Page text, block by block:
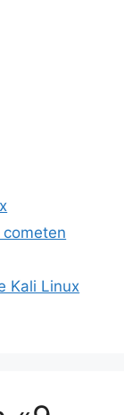
Kali Linux